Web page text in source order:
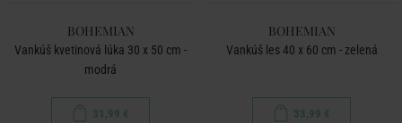
BOHEMIAN
Vankúš kvetinová lúka 30 x 50 cm -
modrá
31,99 €
BOHEMIAN
Vankúš les 40 x 60 cm - zelená
33,99 €